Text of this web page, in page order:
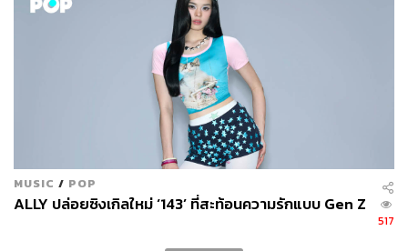
MUSIC / POP
ALLY ปล่อยซิงเกิลใหม่ ‘143’ ที่สะท้อนความรักแบบ Gen Z
517